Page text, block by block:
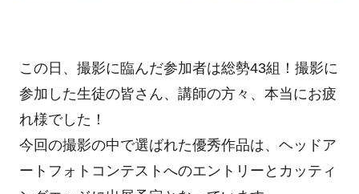
この日、撮影に臨んだ参加者は総勢43組！撮影に
参加した生徒の皆さん、講師の方々、本当にお疲
れ様でした！
今回の撮影の中で選ばれた優秀作品は、ヘッドア
ートフォトコンテストへのエントリーとカッティ